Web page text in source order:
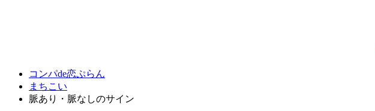
コンパde恋ぷらん
まちこい
脈あり・脈なしのサイン